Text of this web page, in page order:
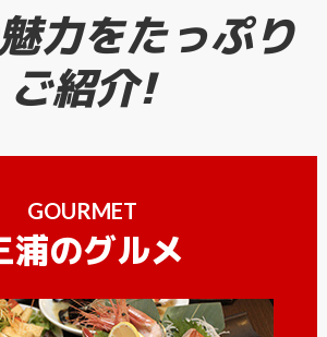
力をたっぷり
ご紹介!
GOURMET
浦のグルメ